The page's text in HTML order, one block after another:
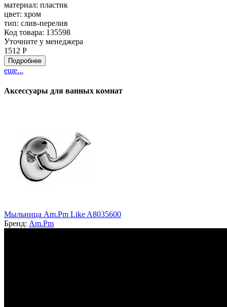
материал: пластик
цвет: хром
тип: слив-перелив
Код товара: 135598
Уточните у менеджера
1512 Р
Подробнее
еще...
Аксессуары для ванных комнат
Мыльница Am.Pm Like A8035600
Бренд: Am.Pm